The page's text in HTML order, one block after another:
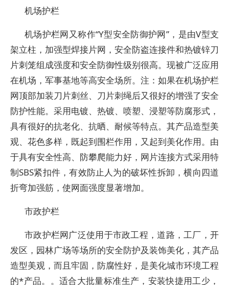
机场护栏
机场护栏网又称作“Y型安全防御护网”，是由V型支
架立柱，加强型焊接片网，安全防盗连接件和热镀锌刀
片刺笼组成强度和安全防御性级别很高。现被广泛应用
在机场，军事基地等高安全场所。注：如果在机场护栏
网顶部加装刀片刺丝、刀片刺绳后又很好的增强了安全
防护性能。采用电镀、热镀、喷塑、浸塑等防腐形式，
具有很好的抗老化、抗晒、耐候等特点。其产品造型美
观、花色多样，既起到围栏作用，又起到美化作用。由
于具有安全性高、防攀爬能力好，网片连接方式采用特
制SBS紧扣件，有效防止人为的破坏性拆卸，横向四道
折弯加强筋，使网面强度显著增加。
市政护栏
市政护栏网广泛使用于市政工程，道路，工厂，开
发区，园林广场等场所的安全防护及装饰美化，其产品
造型美观，而且牢固，防腐性好，是美化城市环境工程
的*产品。。适合大批量标准生产，安装快捷用工少，